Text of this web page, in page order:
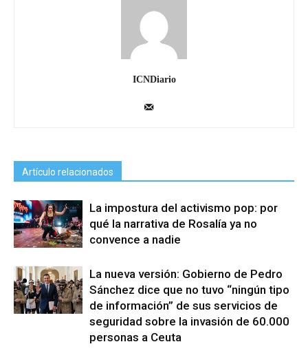
ICNDiario
Artículo relacionados
La impostura del activismo pop: por
qué la narrativa de Rosalía ya no
convence a nadie
La nueva versión: Gobierno de Pedro
Sánchez dice que no tuvo “ningún tipo
de información” de sus servicios de
seguridad sobre la invasión de 60.000
personas a Ceuta